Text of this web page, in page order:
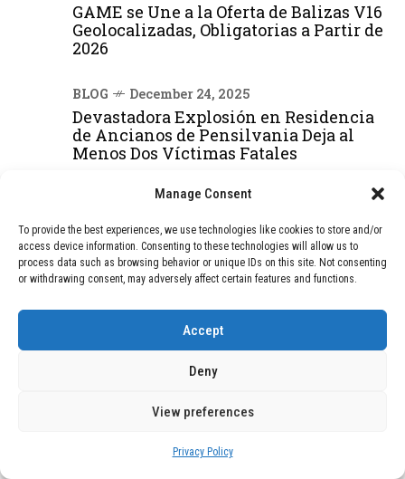
Manage Consent
To provide the best experiences, we use technologies like cookies to store and/or
access device information. Consenting to these technologies will allow us to
process data such as browsing behavior or unique IDs on this site. Not consenting
or withdrawing consent, may adversely affect certain features and functions.
Accept
Deny
View preferences
Privacy Policy
GAME se Une a la Oferta de Balizas V16
Geolocalizadas, Obligatorias a Partir de
2026
BLOG December 24, 2025
Devastadora Explosión en Residencia
de Ancianos de Pensilvania Deja al
Menos Dos Víctimas Fatales
01 TECNOLOGÍA December 24, 2025
Vídeo impactante: BYD revela en
en apenas 5 minutos de carga
February 9, 2026
Motor de 800 W, rango de 45 km y
ruedas todo terreno: este scooter cuesta
adquisición impresionante